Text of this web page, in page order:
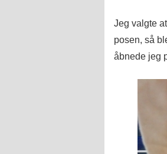
Jeg valgte
posen, så
åbnede jeg